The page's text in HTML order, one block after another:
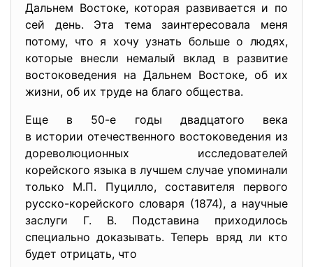
Дальнем Востоке, которая развивается и по
сей день. Эта тема заинтересовала меня
потому, что я хочу узнать больше о людях,
которые внесли немалый вклад в развитие
востоковедения на Дальнем Востоке, об их
жизни, об их труде на благо общества.
Еще в 50-е годы двадцатого века
в истории отечественного востоковедения из
дореволюционных исследователей
корейского языка в лучшем случае упоминали
только М.П. Пуцилло, составителя первого
русско-корейского словаря (1874), а научные
заслуги Г. В. Подставина приходилось
специально доказывать. Теперь вряд ли кто
будет отрицать, что